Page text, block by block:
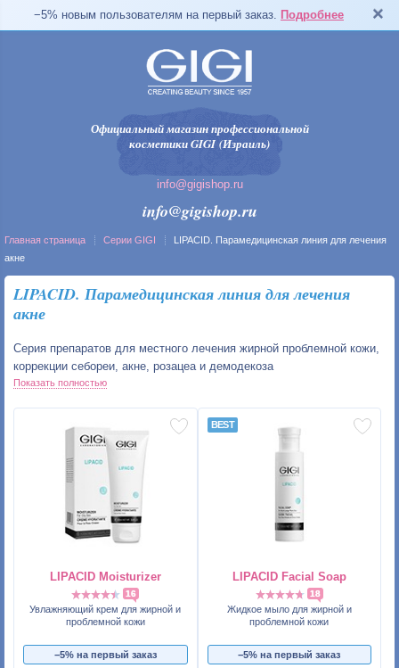
−5% новым пользователям на первый заказ. Подробнее
Официальный магазин профессиональной
косметики GIGI (Израиль)
info@gigishop.ru
info@gigishop.ru
Главная страница Серии GIGI
LIPACID. Парамедицинская линия для лечения
акне
LIPACID. Парамедицинская линия для лечения
акне
Серия препаратов для местного лечения жирной проблемной кожи,
коррекции себореи, акне, розацеа и демодекоза
Показать полностью
LIPACID Moisturizer
16
Увлажняющий крем для жирной и
проблемной кожи
−5% на первый заказ
LIPACID Facial Soap
18
Жидкое мыло для жирной и
проблемной кожи
−5% на первый заказ